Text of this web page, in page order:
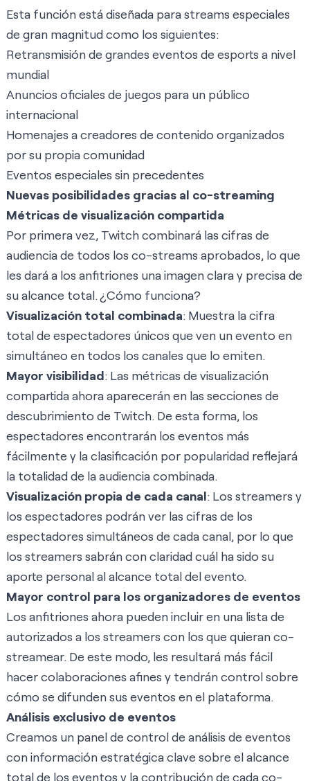
Esta función está diseñada para streams especiales
de gran magnitud como los siguientes:
Retransmisión de grandes eventos de esports a nivel
mundial
Anuncios oficiales de juegos para un público
internacional
Homenajes a creadores de contenido organizados
por su propia comunidad
Eventos especiales sin precedentes
Nuevas posibilidades gracias al co-streaming
Métricas de visualización compartida
Por primera vez, Twitch combinará las cifras de
audiencia de todos los co-streams aprobados, lo que
les dará a los anfitriones una imagen clara y precisa de
su alcance total. ¿Cómo funciona?
Visualización total combinada: Muestra la cifra
total de espectadores únicos que ven un evento en
simultáneo en todos los canales que lo emiten.
Mayor visibilidad: Las métricas de visualización
compartida ahora aparecerán en las secciones de
descubrimiento de Twitch. De esta forma, los
espectadores encontrarán los eventos más
fácilmente y la clasificación por popularidad reflejará
la totalidad de la audiencia combinada.
Visualización propia de cada canal: Los streamers y
los espectadores podrán ver las cifras de los
espectadores simultáneos de cada canal, por lo que
los streamers sabrán con claridad cuál ha sido su
aporte personal al alcance total del evento.
Mayor control para los organizadores de eventos
Los anfitriones ahora pueden incluir en una lista de
autorizados a los streamers con los que quieran co-
streamear. De este modo, les resultará más fácil
hacer colaboraciones afines y tendrán control sobre
cómo se difunden sus eventos en el plataforma.
Análisis exclusivo de eventos
Creamos un panel de control de análisis de eventos
con información estratégica clave sobre el alcance
total de los eventos y la contribución de cada co-